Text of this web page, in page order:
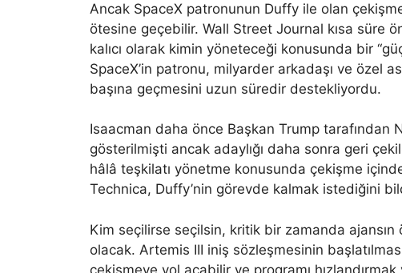
Ancak SpaceX patronunun Duffy ile olan
ötesine geçebilir. Wall Street Journal kısa süre
kalıcı olarak kimin yöneteceği konusunda bir
SpaceX’in patronu, milyarder arkadaşı ve özel
başına geçmesini uzun süredir destekliyordu.
Isaacman daha önce Başkan Trump tarafından
gösterilmişti ancak adaylığı daha sonra geri
hâlâ teşkilatı yönetme konusunda çekişme
Technica, Duffy’nin görevde kalmak istediğini
Kim seçilirse seçilsin, kritik bir zamanda ajansın
olacak. Artemis III iniş sözleşmesinin
çekişmeye yol açabilir ve programı